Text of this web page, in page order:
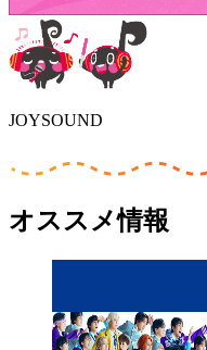
JOYSOUND
オススメ情報